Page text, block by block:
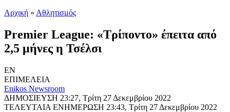
Αρχική » Αθλητισμός
Premier League: «Τρίποντο» έπειτα από
2,5 μήνες η Τσέλσι
EN
ΕΠΙΜΕΛΕΙΑ
Enikos Newsroom
ΔΗΜΟΣΙΕΥΣΗ 23:27, Τρίτη 27 Δεκεμβρίου 2022
ΤΕΛΕΥΤΑΙΑ ΕΝΗΜΕΡΩΣΗ 23:43, Τρίτη 27 Δεκεμβρίου 2022